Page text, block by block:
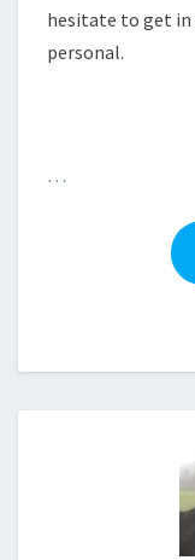
hesitate to get in
personal.
…